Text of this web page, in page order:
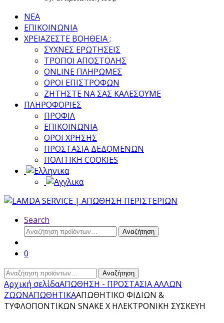
ΝΕΑ
ΕΠΙΚΟΙΝΩΝΙΑ
ΧΡΕΙΑΖΕΣΤΕ ΒΟΗΘΕΙΑ ;
ΣΥΧΝΕΣ ΕΡΩΤΗΣΕΙΣ
ΤΡΟΠΟΙ ΑΠΟΣΤΟΛΗΣ
ONLINE ΠΛΗΡΩΜΕΣ
ΟΡΟΙ ΕΠΙΣΤΡΟΦΩΝ
ΖΗΤΗΣΤΕ ΝΑ ΣΑΣ ΚΑΛΕΣΟΥΜΕ
ΠΛΗΡΟΦΟΡΙΕΣ
ΠΡΟΦΙΛ
ΕΠΙΚΟΙΝΩΝΙΑ
ΟΡΟΙ ΧΡΗΣΗΣ
ΠΡΟΣΤΑΣΙΑ ΔΕΔΟΜΕΝΩΝ
ΠΟΛΙΤΙΚΗ COOKIES
Search
Αναζήτηση
Αναζήτηση
0
Αναζήτηση
για:
Αναζήτηση
Αρχική σελίδαΑΠΩΘΗΣΗ - ΠΡΟΣΤΑΣΙΑ ΑΛΛΩΝ
ΖΩΩΝΑΠΩΘΗΤΙΚΑAΠΩΘΗΤΙΚΟ ΦΙΔΙΩΝ &
ΤΥΦΛΟΠΟΝΤΙΚΩΝ SNAKE X ΗΛΕΚΤΡΟΝΙΚΗ ΣΥΣΚΕΥΗ